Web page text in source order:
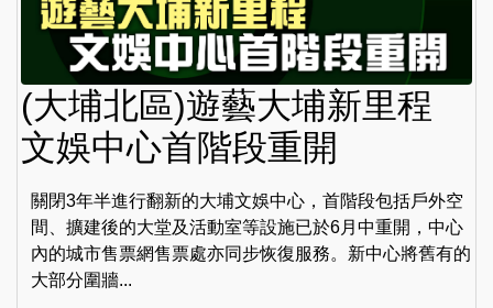
(大埔北區)遊藝大埔新里程
文娛中心首階段重開
關閉3年半進行翻新的大埔文娛中心，首階段包括戶外空
間、擴建後的大堂及活動室等設施已於6月中重開，中心
內的城市售票網售票處亦同步恢復服務。新中心將舊有的
大部分圍牆...